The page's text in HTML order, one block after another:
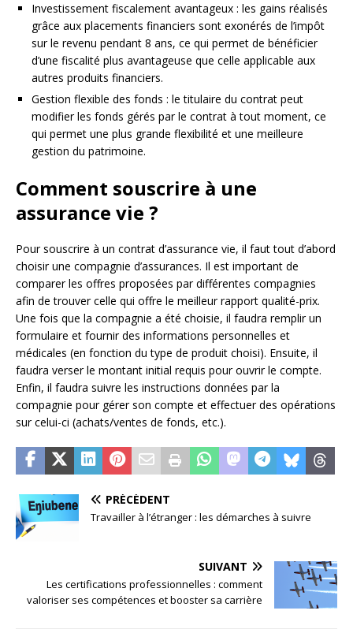
Investissement fiscalement avantageux : les gains réalisés
grâce aux placements financiers sont exonérés de l’impôt
sur le revenu pendant 8 ans, ce qui permet de bénéficier
d’une fiscalité plus avantageuse que celle applicable aux
autres produits financiers.
Gestion flexible des fonds : le titulaire du contrat peut
modifier les fonds gérés par le contrat à tout moment, ce
qui permet une plus grande flexibilité et une meilleure
gestion du patrimoine.
Comment souscrire à une
assurance vie ?
Pour souscrire à un contrat d’assurance vie, il faut tout d’abord
choisir une compagnie d’assurances. Il est important de
comparer les offres proposées par différentes compagnies
afin de trouver celle qui offre le meilleur rapport qualité-prix.
Une fois que la compagnie a été choisie, il faudra remplir un
formulaire et fournir des informations personnelles et
médicales (en fonction du type de produit choisi). Ensuite, il
faudra verser le montant initial requis pour ouvrir le compte.
Enfin, il faudra suivre les instructions données par la
compagnie pour gérer son compte et effectuer des opérations
sur celui-ci (achats/ventes de fonds, etc.).
PRÉCÉDENT
Travailler à l’étranger : les démarches à suivre
SUIVANT
Les certifications professionnelles : comment
valoriser ses compétences et booster sa carrière